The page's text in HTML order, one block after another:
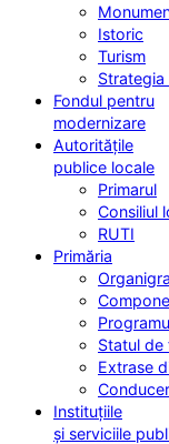
Istoric
Turism
Fondul pentru
modernizare
Autoritățile
publice locale
Primarul
Consiliul
RUTI
Primăria
Statul de
Extrase
Instituțiile
și serviciile